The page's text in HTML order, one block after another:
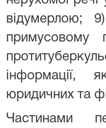
відумерлою;
примусовому
інформації,
юридичних та